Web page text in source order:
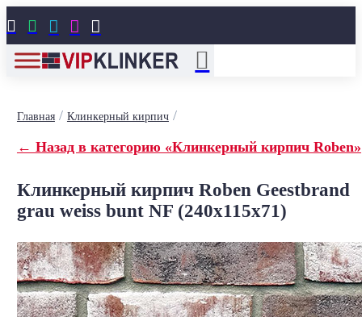
    
Главная/ Клинкерный кирпич/
← Назад в категорию «Клинкерный кирпич Roben»
Клинкерный кирпич Roben Geestbrand
grau weiss bunt NF (240x115x71)